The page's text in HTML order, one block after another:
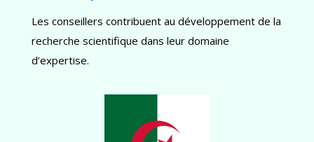
Les conseillers contribuent au développement de la
recherche scientifique dans leur domaine
d’expertise.